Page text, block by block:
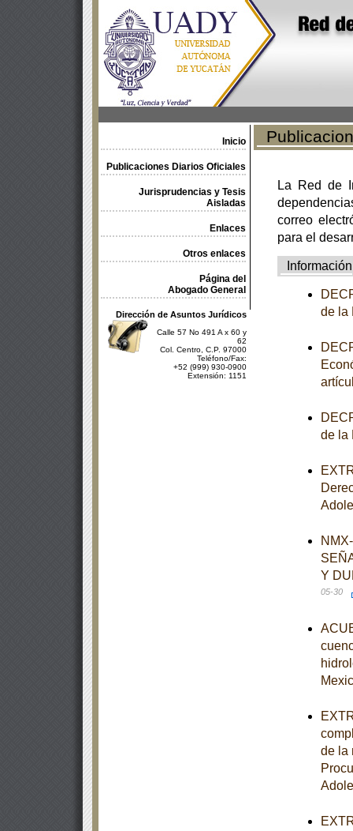
Inicio
Publicaciones Diarios Oficiales
Jurisprudencias y Tesis
Aisladas
Enlaces
Otros enlaces
Página del
Abogado General
Dirección de Asuntos Jurídicos
Calle 57 No 491 A x 60 y
62
Col. Centro, C.P. 97000
Teléfono/Fax:
+52 (999) 930-0900
Extensión: 1151
La Red de
correo
para el
Información
de la
de la
Y
05-30
de la